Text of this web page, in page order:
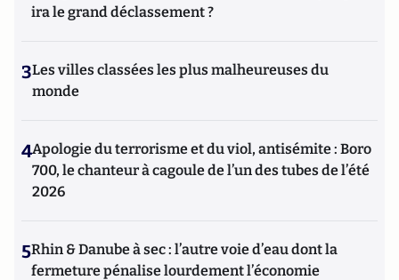
ira le grand déclassement ?
3Les villes classées les plus malheureuses du
monde
4Apologie du terrorisme et du viol, antisémite : Boro
700, le chanteur à cagoule de l’un des tubes de l’été
2026
5Rhin & Danube à sec : l’autre voie d’eau dont la
fermeture pénalise lourdement l’économie